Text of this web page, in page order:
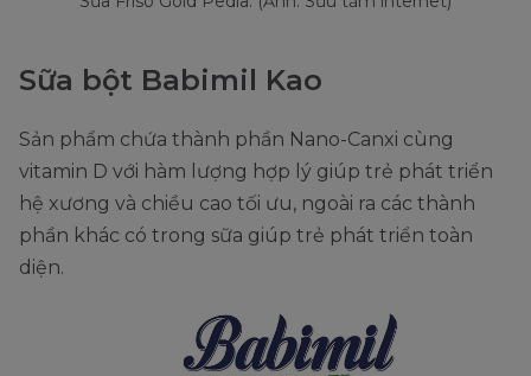
Sữa bột Babimil Kao
Sản phẩm chứa thành phần Nano-Canxi cùng
vitamin D với hàm lượng hợp lý giúp trẻ phát triển
hệ xương và chiều cao tối ưu, ngoài ra các thành
phần khác có trong sữa giúp trẻ phát triển toàn
diện.